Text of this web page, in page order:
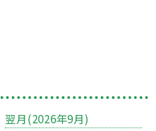
翌月(2026年9月)